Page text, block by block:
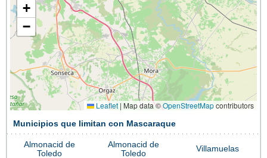
+
−
Leaflet | Map data ©OpenStreetMapcontributors
Municipios que limitan con Mascaraque
Almonacid de
Toledo
Almonacid de
Toledo
Villamuelas